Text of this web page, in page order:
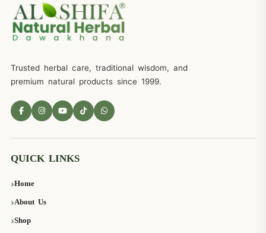
Trusted herbal care, traditional wisdom, and
premium natural products since 1999.
QUICK LINKS
Home
About Us
Shop